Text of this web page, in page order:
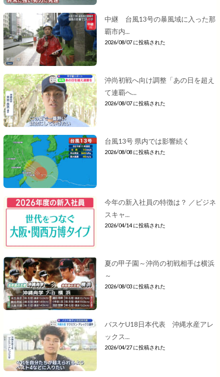
中継 台風13号の暴風域に入った那
覇市内...
2026/08/07 に投稿された
沖尚初戦へ向け調整「あの日を超え
て連覇へ...
2026/08/07 に投稿された
台風13号 県内では影響続く
2026/08/08 に投稿された
今年の新入社員の特徴は？ ／ビジネ
スキャ...
2026/04/14 に投稿された
夏の甲子園～沖尚の初戦相手は横浜
～
2026/08/03 に投稿された
バスケU18日本代表 沖縄水産アレ
ックス...
2026/04/27 に投稿された